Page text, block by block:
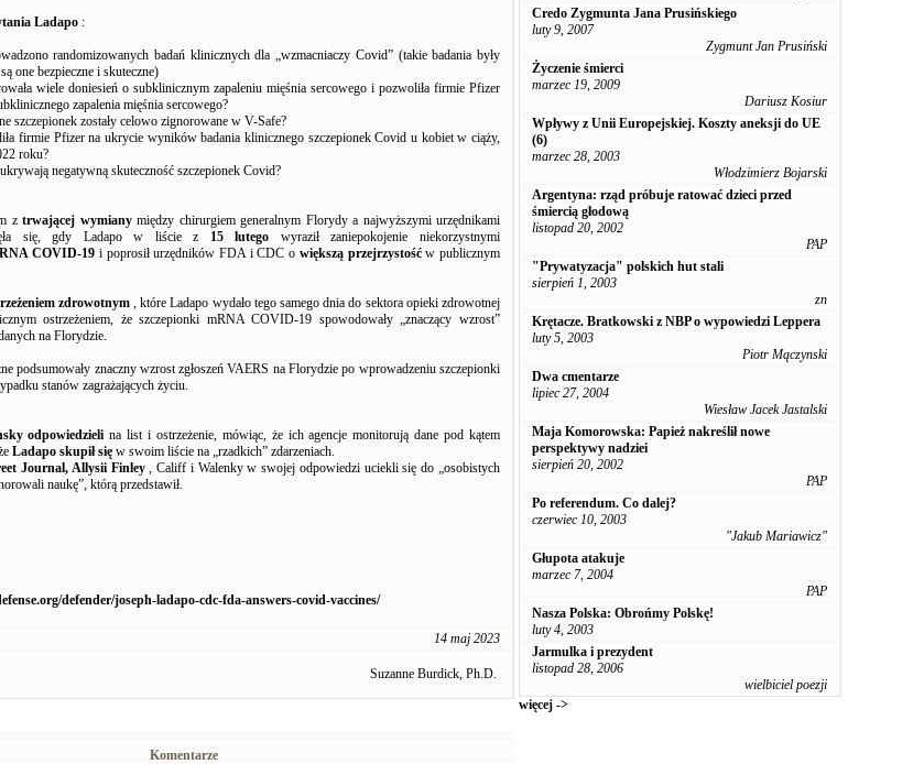
Ladapo :
randomizowanych badań klinicznych dla „wzmacniaczy Covid” (takie badania były
one bezpieczne i skuteczne)
wiele doniesień o subklinicznym zapaleniu mięśnia sercowego i pozwoliła firmie Pfizer
zapalenia mięśnia sercowego?
szczepionek zostały celowo zignorowane w V-Safe?
firmie Pfizer na ukrycie wyników badania klinicznego szczepionek Covid u kobiet w ciąży,
roku?
negatywną skuteczność szczepionek Covid?
ztrwającej wymianymiędzy chirurgiem generalnym Florydy a najwyższymi urzędnikami
się, gdy Ladapo w liście z 15 lutego wyraził zaniepokojenie niekorzystnymi
COVID-19 i poprosił urzędników FDA i CDC o większą przejrzystośćw publicznym
zdrowotnym, które Ladapo wydało tego samego dnia do sektora opieki zdrowotnej
ostrzeżeniem, że szczepionki mRNA COVID-19 spowodowały „znaczący wzrost”
na Florydzie.
podsumowały znaczny wzrost zgłoszeń VAERS na Florydzie po wprowadzeniu szczepionki
stanów zagrażających życiu.
odpowiedzieli na list i ostrzeżenie, mówiąc, że ich agencje monitorują dane pod kątem
Ladapo skupił się w swoim liście na „rzadkich” zdarzeniach.
Journal, Allysii Finley, Califf i Walenky w swojej odpowiedzi uciekli się do „osobistych
naukę”, którą przedstawił.
defender/joseph-ladapo-cdc-fda-answers-covid-vaccines/
14 maj 2023
Suzanne Burdick, Ph.D.
Komentarze
Credo Zygmunta Jana Prusińskiego
luty 9, 2007
Zygmunt Jan Prusiński
Życzenie śmierci
marzec 19, 2009
Dariusz Kosiur
Wpływy z Unii Europejskiej. Koszty aneksji do UE
(6)
marzec 28, 2003
Włodzimierz Bojarski
Argentyna: rząd próbuje ratować dzieci przed
śmiercią głodową
listopad 20, 2002
PAP
"Prywatyzacja" polskich hut stali
sierpień 1, 2003
zn
Krętacze. Bratkowski z NBP o wypowiedzi Leppera
luty 5, 2003
Piotr Mączynski
Dwa cmentarze
lipiec 27, 2004
Wiesław Jacek Jastalski
Maja Komorowska: Papież nakreślił nowe
perspektywy nadziei
sierpień 20, 2002
PAP
Po referendum. Co dalej?
czerwiec 10, 2003
"Jakub Mariawicz"
Głupota atakuje
marzec 7, 2004
PAP
Nasza Polska: Obrońmy Polskę!
luty 4, 2003
Jarmulka i prezydent
listopad 28, 2006
wielbiciel poezji
więcej ->